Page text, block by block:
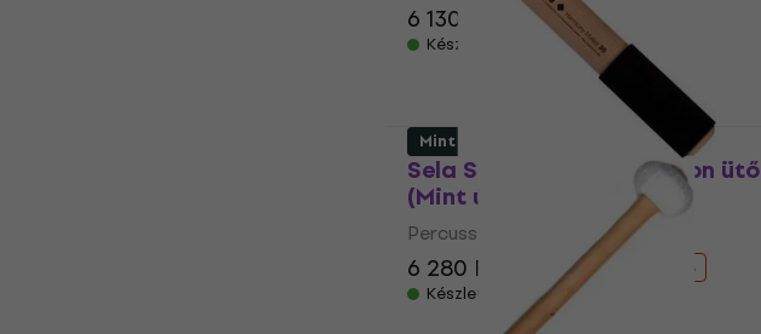
6 130 Ft 7 296,3 Ft
Készleten
Sela SEASBM30 Percussion ütő
(Mint új)
Percussion ütő
6 280 Ft 8 226,9 Ft
- 24 %
Készleten
Mint új